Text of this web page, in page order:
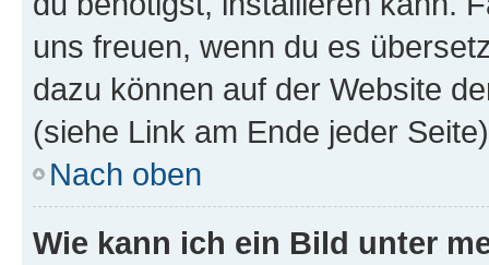
uns freuen, wenn du es
dazu können auf der Website
(siehe Link am Ende jeder
Nach oben
Wie kann ich ein Bild unter